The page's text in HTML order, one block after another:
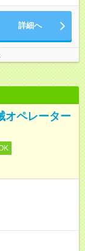
詳細へ
オペレーター